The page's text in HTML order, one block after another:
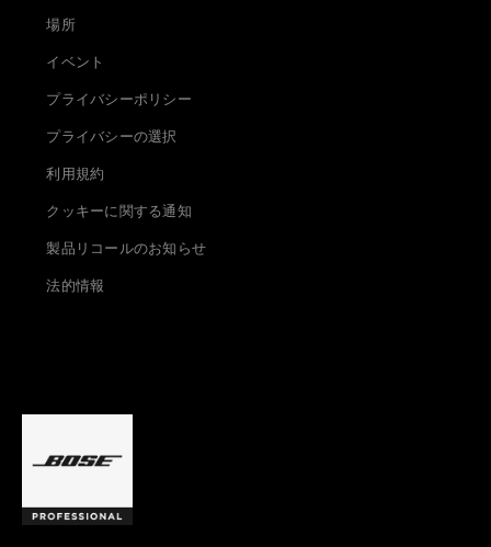
場所
イベント
プライバシーポリシー
プライバシーの選択
利用規約
クッキーに関する通知
製品リコールのお知らせ
法的情報